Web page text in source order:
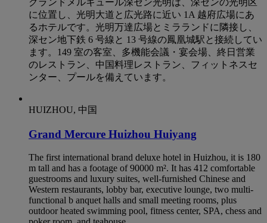
グランドメルキュール深セン光明は、深センの光明区
に位置し、光明大道と広光路に近い 1A 越府広場にあ
るホテルです。光明万達広場とミラランドに隣接し、
深セン地下鉄 6 号線と 13 号線の鳳凰城駅と接続してい
ます。149 室の客室、多機能会議・宴会場、終日営業
のレストラン、中国料理レストラン、フィットネスセ
ンター、プールを備えています。
HUIZHOU, 中国
Grand Mercure Huizhou Huiyang
The first international brand deluxe hotel in Huizhou, it is 180
m tall and has a footage of 90000 m². It has 412 comfortable
guestrooms and luxury suites, well-furnished Chinese and
Western restaurants, lobby bar, executive lounge, two multi-
functional b anquet halls and small meeting rooms, plus
outdoor heated swimming pool, fitness center, SPA, chess and